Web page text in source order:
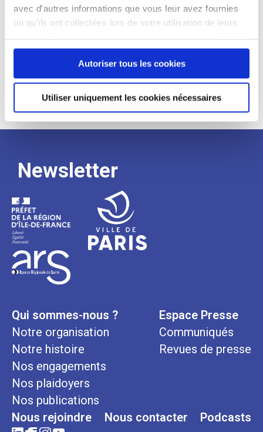
avec d'autres informations que vous leur avez fournies
ou qu'ils ont collectées lors de votre utilisation de leurs
continuez à utiliser notre site Web.
Autoriser tous les cookies
Utiliser uniquement les cookies nécessaires
Processus
de
recrutement
Newsletter
Qui sommes-nous ?
Notre organisation
Notre histoire
Nos engagements
Nos plaidoyers
Nos publications
Espace Presse
Communiqués
Revues de presse
Nous rejoindre Nous contacter Podcasts